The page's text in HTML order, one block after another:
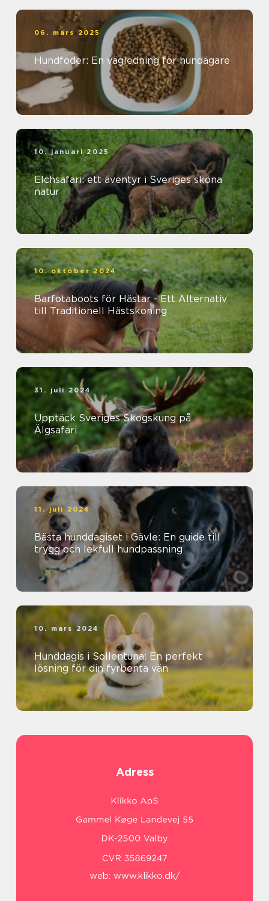
06. mars 2025
Hundfoder: En vägledning för hundägare
10. januari 2025
Elchsafari: ett äventyr i Sveriges sköna
natur
10. oktober 2024
Barfotaboots för Hästar - Ett Alternativ
till Traditionell Hästskoning
31. juli 2024
Upptäck Sveriges Skogskung på
Älgsafari
11. juli 2024
Bästa hunddagiset i Gävle: En guide till
trygg och lekfull hundpassning
10. mars 2024
Hunddagis i Sollentuna: En perfekt
lösning för din fyrbenta vän
Adress
web: www.klikko.dk/